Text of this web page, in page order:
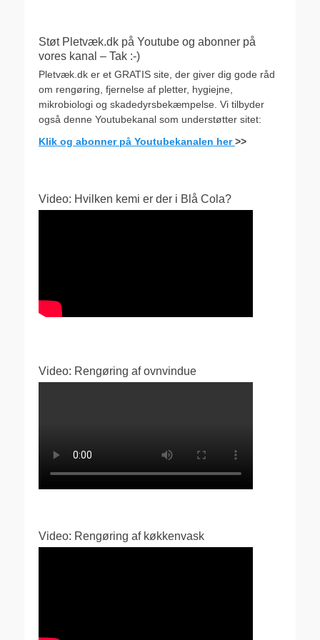
Støt Pletvæk.dk på Youtube og abonner på
vores kanal – Tak :-)
Pletvæk.dk er et GRATIS site, der giver dig gode råd
om rengøring, fjernelse af pletter, hygiejne,
mikrobiologi og skadedyrsbekæmpelse. Vi tilbyder
også denne Youtubekanal som understøtter sitet:
Klik og abonner på Youtubekanalen her>>
Video: Hvilken kemi er der i Blå Cola?
Video: Rengøring af ovnvindue
Video: Rengøring af køkkenvask